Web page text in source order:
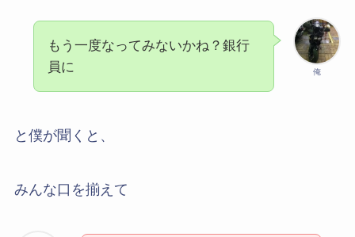
俺
もう一度なってみないかね？銀行
員に
と僕が聞くと、
みんな口を揃えて